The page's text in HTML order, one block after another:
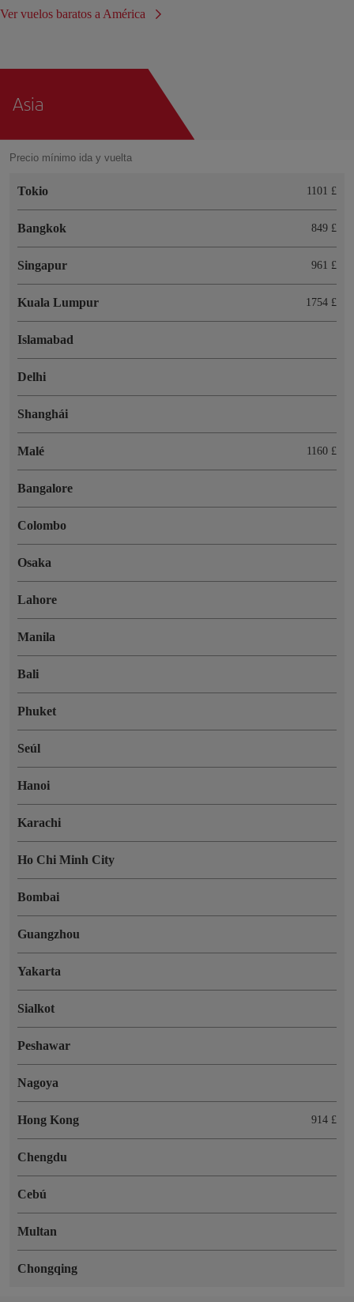
Ver vuelos baratos a América
Asia
Precio mínimo ida y vuelta
Tokio 1101 £
Bangkok 849 £
Singapur 961 £
Kuala Lumpur 1754 £
Islamabad
Delhi
Shanghái
Malé 1160 £
Bangalore
Colombo
Osaka
Lahore
Manila
Bali
Phuket
Seúl
Hanoi
Karachi
Ho Chi Minh City
Bombai
Guangzhou
Yakarta
Sialkot
Peshawar
Nagoya
Hong Kong 914 £
Chengdu
Cebú
Multan
Chongqing